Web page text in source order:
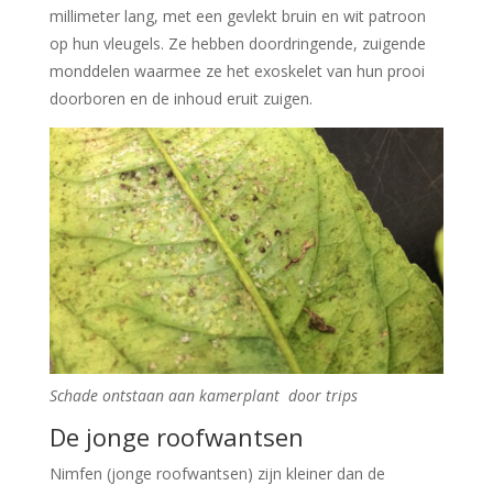
millimeter lang, met een gevlekt bruin en wit patroon
op hun vleugels. Ze hebben doordringende, zuigende
monddelen waarmee ze het exoskelet van hun prooi
doorboren en de inhoud eruit zuigen.
Schade ontstaan aan kamerplant door trips
De jonge roofwantsen
Nimfen (jonge roofwantsen) zijn kleiner dan de